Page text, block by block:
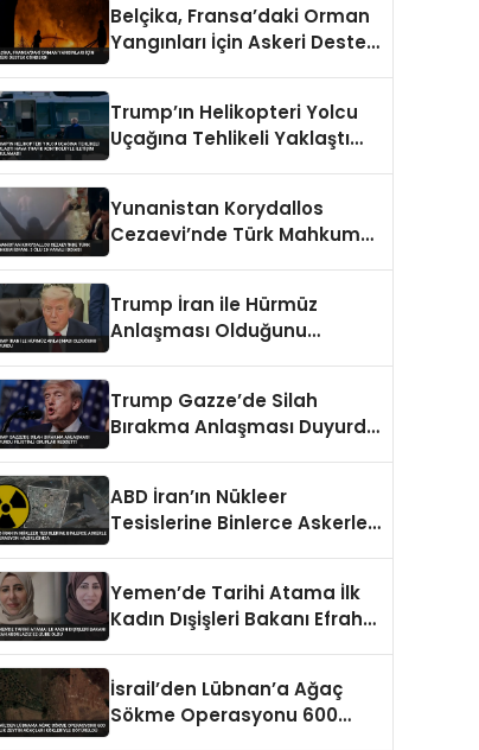
Belçika, Fransa’daki Orman
Yangınları İçin Askeri Destek
Trump’ın Helikopteri Yolcu
Uçağına Tehlikeli Yaklaştı
Yunanistan Korydallos
Cezaevi’nde Türk Mahkum
Trump İran ile Hürmüz
Anlaşması Olduğunu
Trump Gazze’de Silah
Bırakma Anlaşması Duyurdu
ABD İran’ın Nükleer
Tesislerine Binlerce Askerle
Yemen’de Tarihi Atama İlk
Kadın Dışişleri Bakanı Efrah
İsrail’den Lübnan’a Ağaç
Sökme Operasyonu 600